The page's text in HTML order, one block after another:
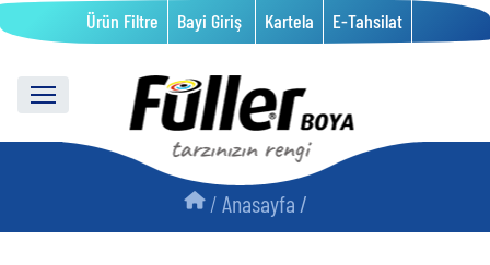
Ürün Filtre Bayi Giriş Kartela E-Tahsilat
/Anasayfa /